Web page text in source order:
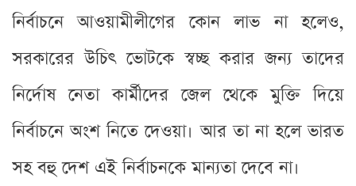
নির্বাচনে আওয়ামীলীগের কোন লাভ না হলেও,
সরকারের উচিৎ ভোটকে স্বচ্ছ করার জন্য তাদের
নির্দোষ নেতা কার্মীদের জেল থেকে মুক্তি দিয়ে
নির্বাচনে অংশ নিতে দেওয়া। আর তা না হলে ভারত
সহ বহু দেশ এই নির্বাচনকে মান্যতা দেবে না।